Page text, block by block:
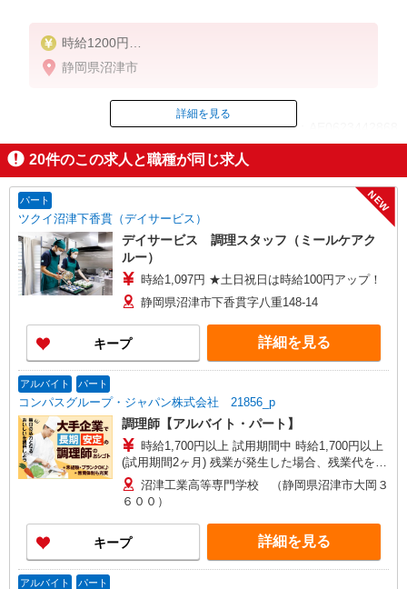
時給1200円
※22:00〜翌5:00：時給1500円
※高校生時給1100円
土日祝は1時間当たり＋100円
■特別手当
早朝手当（5:00〜8:00）時給＋100円
静岡県沼津市
ID：AE0623442868
掲載期間終了
詳細を見る
20件のこの求人と職種が同じ求人
パート
ツクイ沼津下香貫（デイサービス）
NEW
デイサービス 調理スタッフ（ミールケアク
ルー）
時給1,097円 ★土日祝日は時給100円アップ！
静岡県沼津市下香貫字八重148-14
キープ 詳細を見る
アルバイト パート
コンパスグループ・ジャパン株式会社 21856_p
調理師【アルバイト・パート】
時給1,700円以上 試用期間中 時給1,700円以上
(試用期間2ヶ月) 残業が発生した場合、残業代を1
分単位で別途支給します。
沼津工業高等専門学校 （静岡県沼津市大岡３
６００）
キープ 詳細を見る
アルバイト パート